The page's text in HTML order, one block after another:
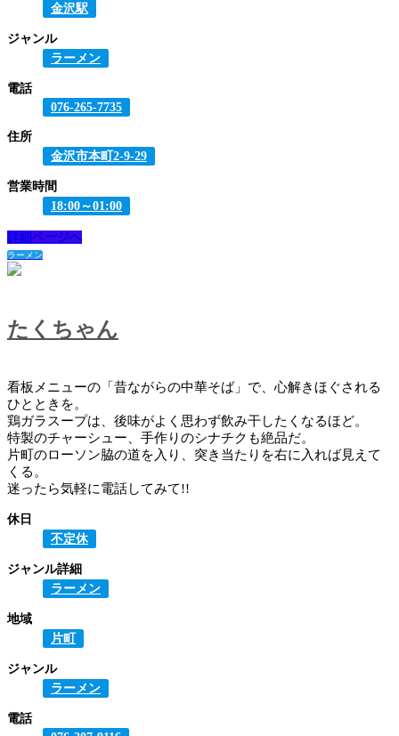
金沢駅
ジャンル
ラーメン
電話
076-265-7735
住所
金沢市本町2-9-29
営業時間
18:00～01:00
詳細ページへ
ラーメン
たくちゃん
看板メニューの「昔ながらの中華そば」で、心解きほぐされる
ひとときを。
鶏ガラスープは、後味がよく思わず飲み干したくなるほど。
特製のチャーシュー、手作りのシナチクも絶品だ。
片町のローソン脇の道を入り、突き当たりを右に入れば見えて
くる。
迷ったら気軽に電話してみて!!
休日
不定休
ジャンル詳細
ラーメン
地域
片町
ジャンル
ラーメン
電話